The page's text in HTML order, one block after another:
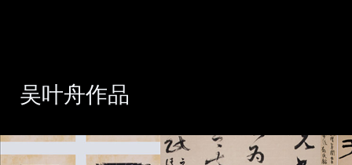
吴叶舟作品